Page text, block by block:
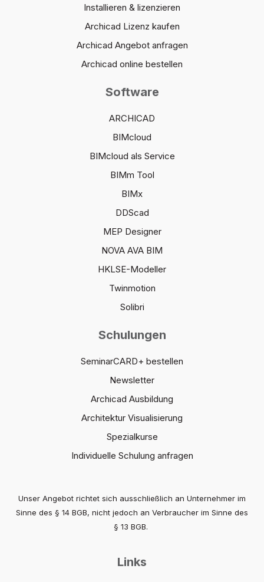
Installieren & lizenzieren
Archicad Lizenz kaufen
Archicad Angebot anfragen
Archicad online bestellen
Software
ARCHICAD
BIMcloud
BIMcloud als Service
BIMm Tool
BIMx
DDScad
MEP Designer
NOVA AVA BIM
HKLSE-Modeller
Twinmotion
Solibri
Schulungen
SeminarCARD+ bestellen
Newsletter
Archicad Ausbildung
Architektur Visualisierung
Spezialkurse
Individuelle Schulung anfragen
Unser Angebot richtet sich ausschließlich an Unternehmer im
Sinne des § 14 BGB, nicht jedoch an Verbraucher im Sinne des
§ 13 BGB.
Links